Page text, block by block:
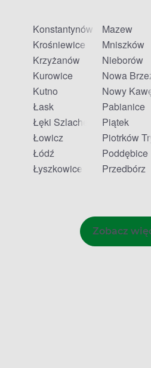
Konstantynów Łódzki
Krośniewice
Krzyżanów
Kurowice
Kutno
Łask
Łęki Szlacheckie
Łowicz
Łódź
Łyszkowice
Mazew
Mniszków
Nieborów
Nowa
Nowy
Pabianice
Piątek
Piotrków
Poddębice
Przedbórz
Zobacz